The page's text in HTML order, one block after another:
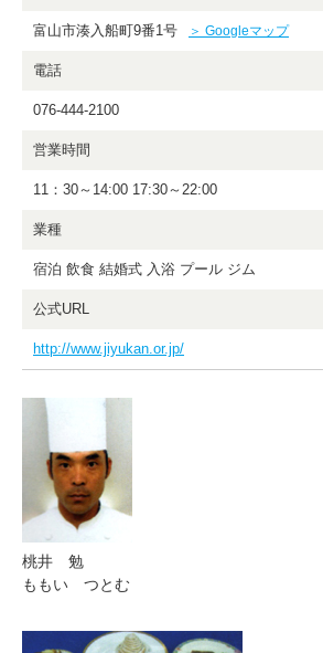
富山市湊入船町9番1号 ＞ Googleマップ
電話
076-444-2100
営業時間
11：30～14:00 17:30～22:00
業種
宿泊 飲食 結婚式 入浴 プール ジム
公式URL
http://www.jiyukan.or.jp/
桃井 勉
ももい つとむ